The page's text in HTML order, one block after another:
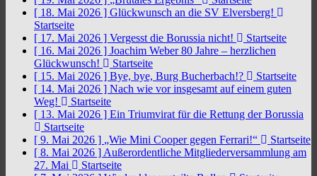
[ 18. Mai 2026 ] Glückwunsch an die SV Elversberg!
Startseite
[ 17. Mai 2026 ] Vergesst die Borussia nicht!
Startseite
[ 16. Mai 2026 ] Joachim Weber 80 Jahre – herzlichen
Glückwunsch!
Startseite
[ 15. Mai 2026 ] Bye, bye, Burg Bucherbach!?
Startseite
[ 14. Mai 2026 ] Nach wie vor insgesamt auf einem guten
Weg!
Startseite
[ 13. Mai 2026 ] Ein Triumvirat für die Rettung der Borussia
Startseite
[ 9. Mai 2026 ] „Wie Mini Cooper gegen Ferrari!“
Startseite
[ 8. Mai 2026 ] Außerordentliche Mitgliederversammlung am
27. Mai
Startseite